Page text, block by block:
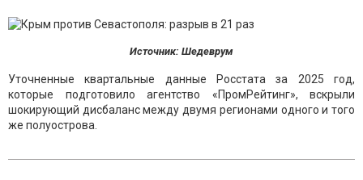
Источник: Шедеврум
Уточненные квартальные данные Росстата за 2025 год,
которые подготовило агентство «ПромРейтинг», вскрыли
шокирующий дисбаланс между двумя регионами одного и того
же полуострова.